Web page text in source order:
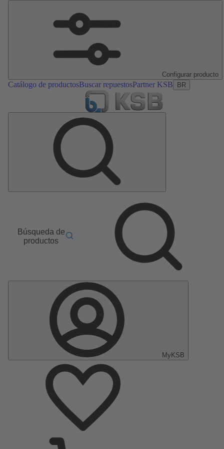
Configurar producto
Catálogo de productosBuscar repuestosPartner KSB BR
Búsqueda de
productos
MyKSB